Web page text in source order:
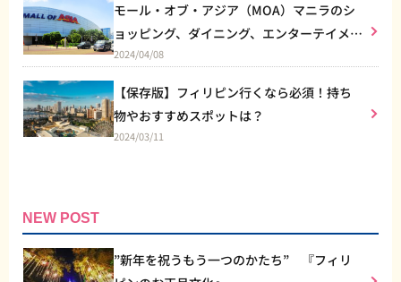
モール・オブ・アジア（MOA）マニラのシ
ョッピング、ダイニング、エンターテイメン
トなど総合施設
2024/04/08
【保存版】フィリピン行くなら必須！持ち
物やおすすめスポットは？
2024/03/11
NEW POST
”新年を祝うもう一つのかたち” 『フィリ